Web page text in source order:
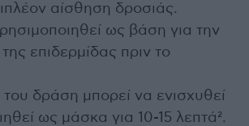
αίσθηση δροσιάς.
ως βάση για την
επιδερμίδας πριν το
του δράση μπορεί να ενισχυθεί
ως μάσκα για 10-15 λεπτά².